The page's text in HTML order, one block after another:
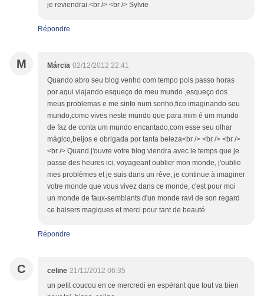
je reviendrai.<br /> <br /> Sylvie
Répondre
M Márcia 02/12/2012 22:41
Quando abro seu blog venho com tempo pois passo horas
por aqui viajando esqueço do meu mundo ,esqueço dos
meus problemas e me sinto num sonho,fico imaginando seu
mundo,como vives neste mundo que para mim é um mundo
de faz de conta um mundo encantado,com esse seu olhar
mágico,beijos e obrigada por tanta beleza<br /> <br /> <br />
<br /> Quand j'ouvre votre blog viendra avec le temps que je
passe des heures ici, voyageant oublier mon monde, j'oublie
mes problèmes et je suis dans un rêve, je continue à imaginer
votre monde que vous vivez dans ce monde, c'est pour moi
un monde de faux-semblants d'un monde ravi de son regard
ce baisers magiques et merci pour tant de beauté
Répondre
C celine 21/11/2012 06:35
un petit coucou en ce mercredi en espérant que tout va bien